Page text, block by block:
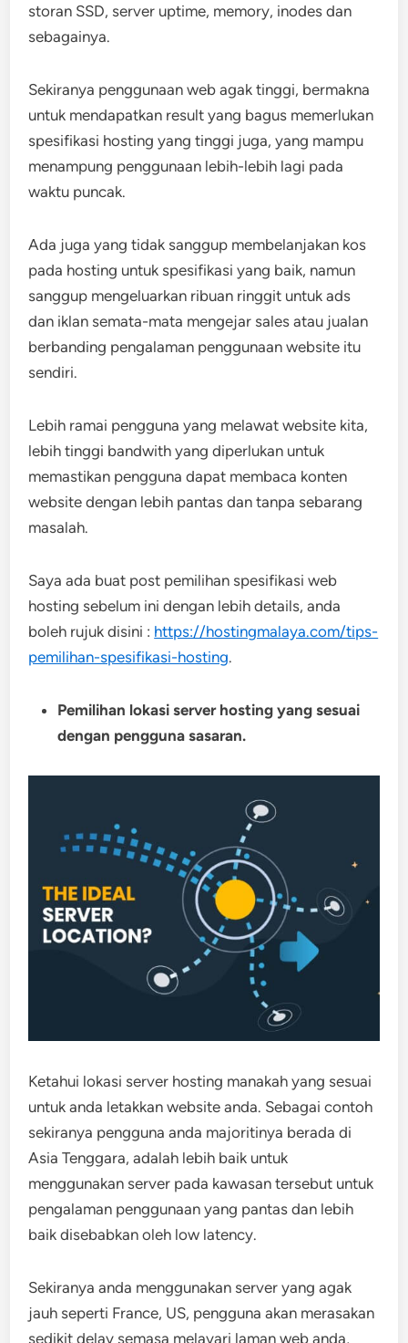
storan SSD, server uptime, memory, inodes dan
sebagainya.
Sekiranya penggunaan web agak tinggi, bermakna
untuk mendapatkan result yang bagus memerlukan
spesifikasi hosting yang tinggi juga, yang mampu
menampung penggunaan lebih-lebih lagi pada
waktu puncak.
Ada juga yang tidak sanggup membelanjakan kos
pada hosting untuk spesifikasi yang baik, namun
sanggup mengeluarkan ribuan ringgit untuk ads
dan iklan semata-mata mengejar sales atau jualan
berbanding pengalaman penggunaan website itu
sendiri.
Lebih ramai pengguna yang melawat website kita,
lebih tinggi bandwith yang diperlukan untuk
memastikan pengguna dapat membaca konten
website dengan lebih pantas dan tanpa sebarang
masalah.
Saya ada buat post pemilihan spesifikasi web
hosting sebelum ini dengan lebih details, anda
boleh rujuk disini : https://hostingmalaya.com/tips-
pemilihan-spesifikasi-hosting.
Pemilihan lokasi server hosting yang sesuai
dengan pengguna sasaran.
Ketahui lokasi server hosting manakah yang sesuai
untuk anda letakkan website anda. Sebagai contoh
sekiranya pengguna anda majoritinya berada di
Asia Tenggara, adalah lebih baik untuk
menggunakan server pada kawasan tersebut untuk
pengalaman penggunaan yang pantas dan lebih
baik disebabkan oleh low latency.
Sekiranya anda menggunakan server yang agak
jauh seperti France, US, pengguna akan merasakan
sedikit delay semasa melayari laman web anda,